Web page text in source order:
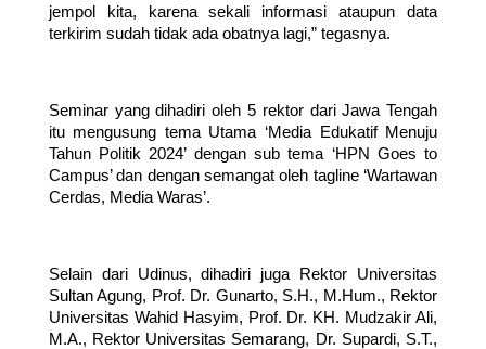
jempol kita, karena sekali informasi ataupun data
terkirim sudah tidak ada obatnya lagi,” tegasnya.
Seminar yang dihadiri oleh 5 rektor dari Jawa Tengah
itu mengusung tema Utama ‘Media Edukatif Menuju
Tahun Politik 2024’ dengan sub tema ‘HPN Goes to
Campus’ dan dengan semangat oleh tagline ‘Wartawan
Cerdas, Media Waras’.
Selain dari Udinus, dihadiri juga Rektor Universitas
Sultan Agung, Prof. Dr. Gunarto, S.H., M.Hum., Rektor
Universitas Wahid Hasyim, Prof. Dr. KH. Mudzakir Ali,
M.A., Rektor Universitas Semarang, Dr. Supardi, S.T.,